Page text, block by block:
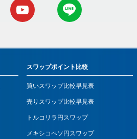
スワップポイント比較
買いスワップ比較早見表
売りスワップ比較早見表
トルコリラ円スワップ
メキシコペソ円スワップ